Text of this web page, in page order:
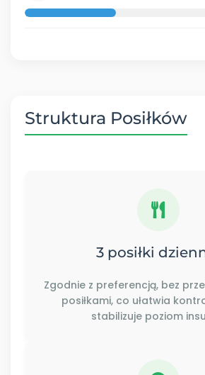
Struktura Posiłków
3 posiłki
Zgodnie z preferencją, bez
posiłkami, co ułatwia
stabilizuje poziom